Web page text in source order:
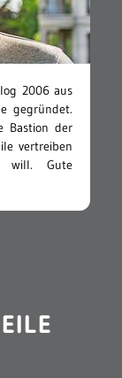
2006 aus
gegründet.
Bastion der
vertreiben
will. Gute